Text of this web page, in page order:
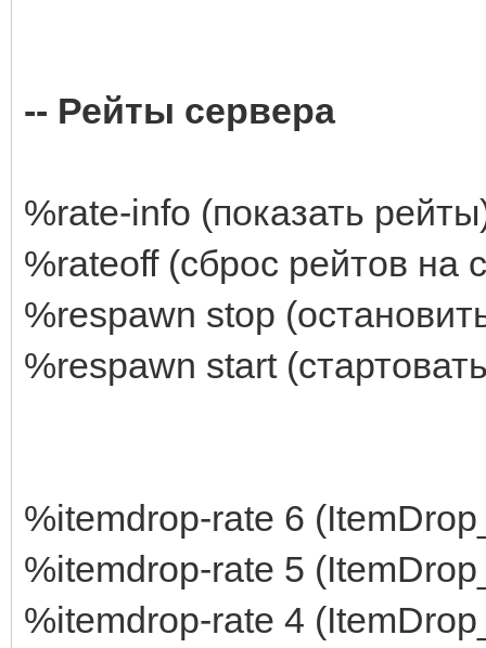
-- Рейты сервера
%rate-info (показать
%rateoff (сброс рейтов на
%respawn stop
%respawn start
%itemdrop-rate 6
%itemdrop-rate 5
%itemdrop-rate 4